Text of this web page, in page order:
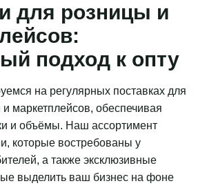
для розницы и
подход к опту
на регулярных поставках для
и маркетплейсов, обеспечивая
и объёмы. Наш ассортимент
которые востребованы у
а также эксклюзивные
выделить ваш бизнес на фоне